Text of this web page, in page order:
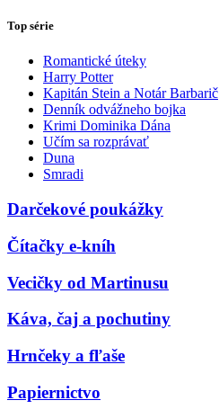
Top série
Romantické úteky
Harry Potter
Kapitán Stein a Notár Barbarič
Denník odvážneho bojka
Krimi Dominika Dána
Učím sa rozprávať
Duna
Smradi
Darčekové poukážky
Čítačky e-kníh
Vecičky od Martinusu
Káva, čaj a pochutiny
Hrnčeky a fľaše
Papiernictvo